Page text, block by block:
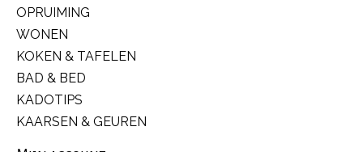
OPRUIMING
WONEN
KOKEN & TAFELEN
BAD & BED
KADOTIPS
KAARSEN & GEUREN